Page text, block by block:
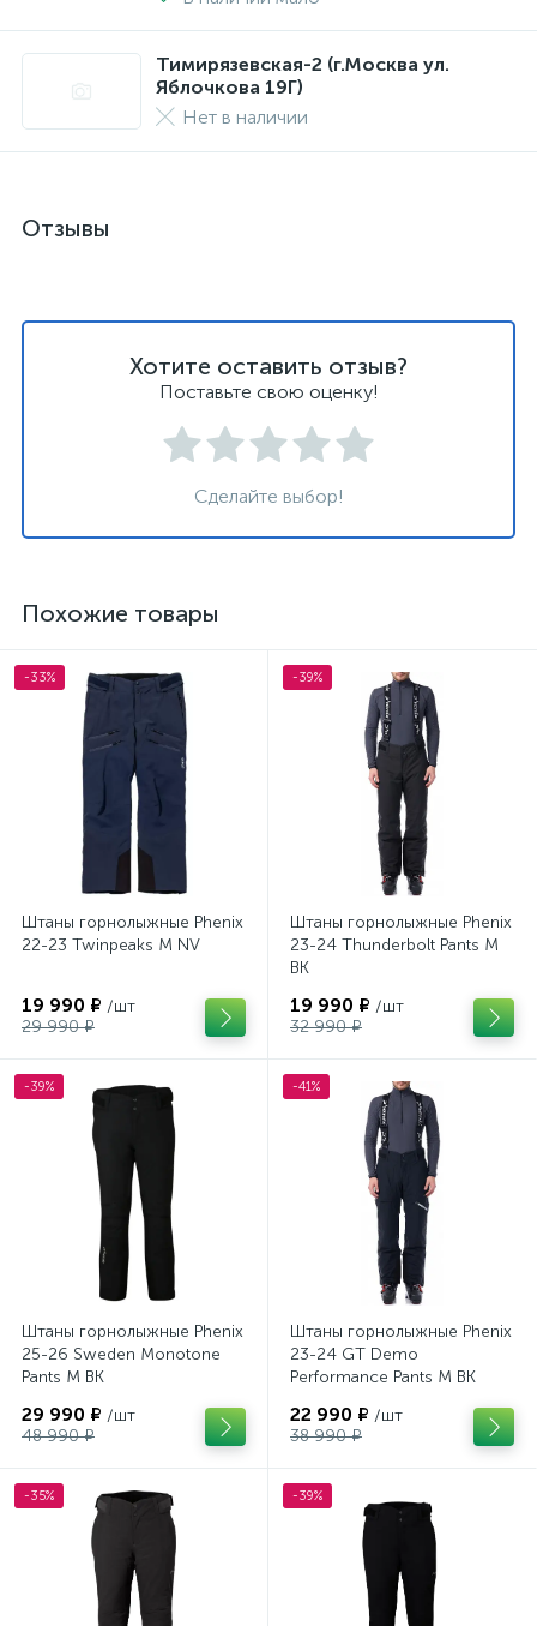
Тимирязевская-2 (г.Москва ул.
Яблочкова 19Г)
Нет в наличии
Отзывы
Хотите оставить отзыв?
Поставьте свою оценку!
Сделайте выбор!
Похожие товары
-33%
Штаны горнолыжные Phenix
22-23 Twinpeaks M NV
19 990 ₽ /шт
29 990 ₽
-39%
Штаны горнолыжные Phenix
23-24 Thunderbolt Pants M
BK
19 990 ₽ /шт
32 990 ₽
-39%
Штаны горнолыжные Phenix
25-26 Sweden Monotone
Pants M BK
29 990 ₽ /шт
48 990 ₽
-41%
Штаны горнолыжные Phenix
23-24 GT Demo
Performance Pants M BK
22 990 ₽ /шт
38 990 ₽
-35% -39%